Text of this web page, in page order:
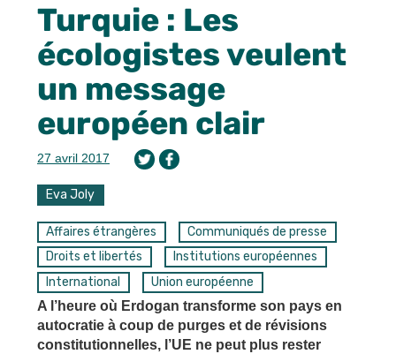
Turquie : Les
écologistes veulent
un message
européen clair
27 avril 2017
Eva Joly
Affaires étrangères
Communiqués de presse
Droits et libertés
Institutions européennes
International
Union européenne
A l’heure où Erdogan transforme son pays en
autocratie à coup de purges et de révisions
constitutionnelles, l’UE ne peut plus rester